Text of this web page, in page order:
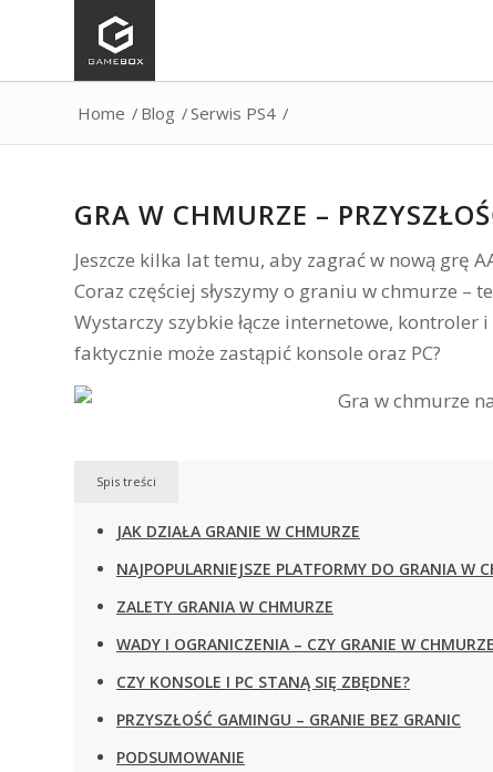
Home / Blog /Serwis PS4 /
GRA W CHMURZE –
Jeszcze kilka lat temu, aby zagrać w nową grę
Coraz częściej słyszymy o graniu w chmurze
Wystarczy szybkie łącze internetowe, kontroler
faktycznie może zastąpić konsole oraz PC?
Spis treści
JAK DZIAŁA GRANIE W CHMURZE
NAJPOPULARNIEJSZE PLATFORMY DO GRANIA W
ZALETY GRANIA W CHMURZE
WADY I OGRANICZENIA – CZY GRANIE W
CZY KONSOLE I PC STANĄ SIĘ ZBĘDNE?
PRZYSZŁOŚĆ GAMINGU – GRANIE BEZ GRANIC
PODSUMOWANIE